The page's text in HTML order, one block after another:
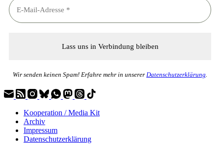
Wir senden keinen Spam! Erfahre mehr in unserer Datenschutzerklärung.
Kooperation / Media Kit
Archiv
Impressum
Datenschutzerklärung